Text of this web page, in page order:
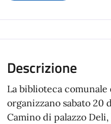
Descrizione
La biblioteca
organizzano sabato 20
Camino di palazzo